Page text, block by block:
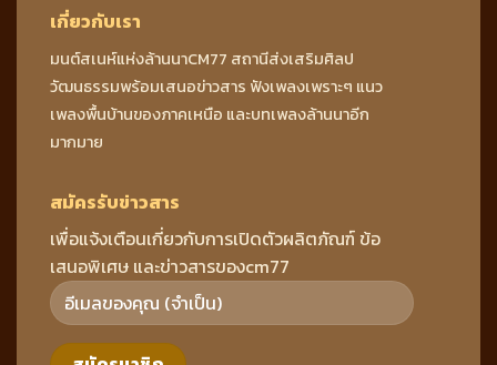
เกี่ยวกับเรา
มนต์สเนห์แห่งล้านนาCM77 สถานีส่งเสริมศิลป
วัฒนธรรมพร้อมเสนอข่าวสาร ฟังเพลงเพราะๆ แนว
เพลงพื้นบ้านของภาคเหนือ และบทเพลงล้านนาอีก
มากมาย
สมัครรับข่าวสาร
เพื่อแจ้งเตือนเกี่ยวกับการเปิดตัวผลิตภัณฑ์ ข้อ
เสนอพิเศษ และข่าวสารของcm77